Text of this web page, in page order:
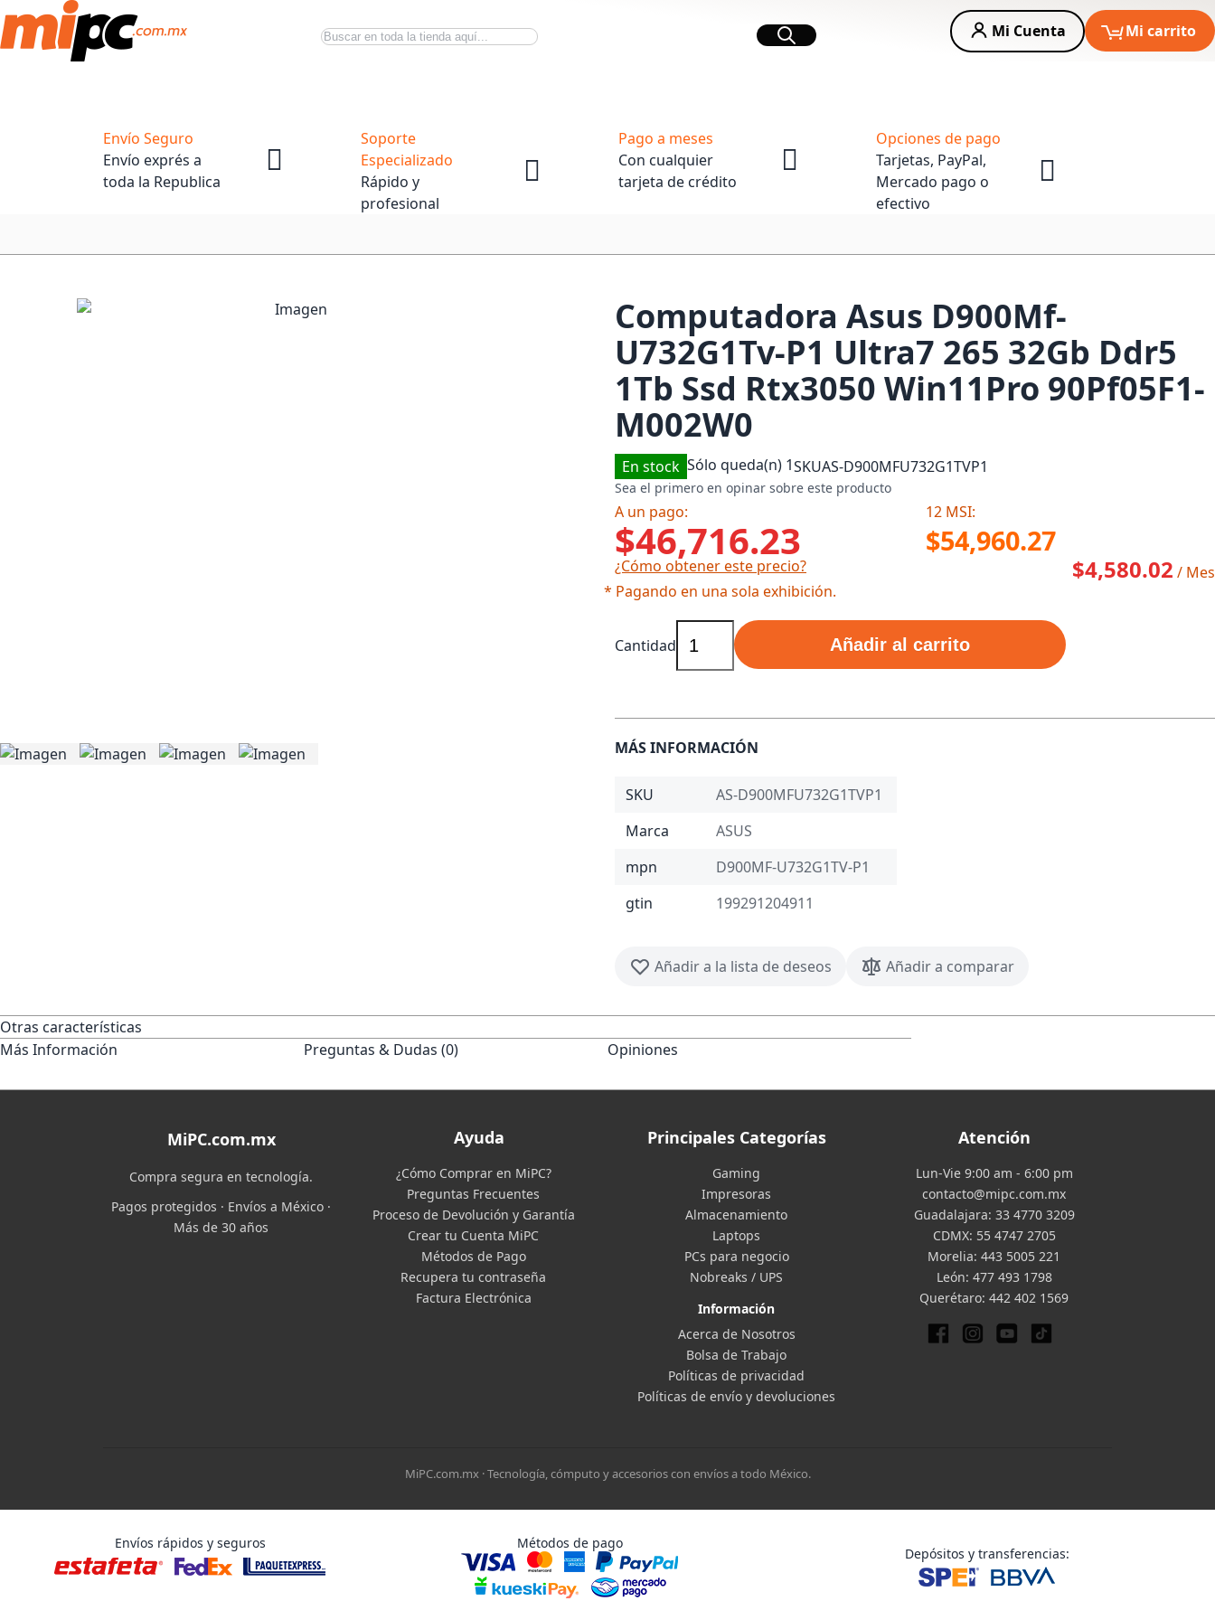
Buscar Buscar
Mi Cuenta Mi carrito
Envío Seguro
Envío exprés a
toda la Republica
Soporte
Especializado
Rápido y
profesional
Pago a meses
Con cualquier
tarjeta de crédito
Opciones de pago
Tarjetas, PayPal,
Mercado pago o
efectivo
Computadora Asus D900Mf-
U732G1Tv-P1 Ultra7 265 32Gb Ddr5
1Tb Ssd Rtx3050 Win11Pro 90Pf05F1-
M002W0
En stock Sólo queda(n) 1SKUAS-D900MFU732G1TVP1
Sea el primero en opinar sobre este producto
A un pago: 12 MSI:
$46,716.23 $54,960.27
¿Cómo obtener este precio?
* Pagando en una sola exhibición.
$4,580.02 / Mes
Cantidad Añadir al carrito
MÁS INFORMACIÓN
SKU
AS-D900MFU732G1TVP1
Marca
ASUS
mpn
D900MF-U732G1TV-P1
gtin
199291204911
Añadir a la lista de deseos Añadir a comparar
Otras características
Más Información
Preguntas & Dudas (0) Opiniones
MiPC.com.mx
Compra segura en tecnología.
Pagos protegidos · Envíos a México ·
Más de 30 años
Ayuda
¿Cómo Comprar en MiPC?
Preguntas Frecuentes
Proceso de Devolución y Garantía
Crear tu Cuenta MiPC
Métodos de Pago
Recupera tu contraseña
Factura Electrónica
Principales Categorías
Gaming
Impresoras
Almacenamiento
Laptops
PCs para negocio
Nobreaks / UPS
Información
Acerca de Nosotros
Bolsa de Trabajo
Políticas de privacidad
Políticas de envío y devoluciones
Atención
Lun-Vie 9:00 am - 6:00 pm
contacto@mipc.com.mx
Guadalajara: 33 4770 3209
CDMX: 55 4747 2705
Morelia: 443 5005 221
León: 477 493 1798
Querétaro: 442 402 1569
MiPC.com.mx · Tecnología, cómputo y accesorios con envíos a todo México.
Envíos rápidos y seguros Métodos de pago
Depósitos y transferencias: